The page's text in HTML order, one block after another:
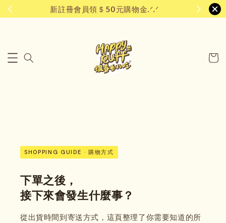
新註冊會員領＄50元購物金.ᐟ.ᐟ
SHOPPING GUIDE · 購物方式
下單之後，
接下來會發生什麼事？
從出貨時間到寄送方式，這頁整理了你需要知道的所